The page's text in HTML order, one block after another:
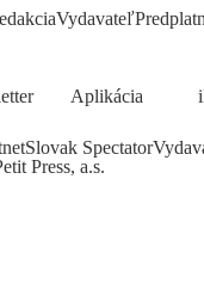
Vydavateľ
Aplikácia
Slovak Spectator
Press, a.s.